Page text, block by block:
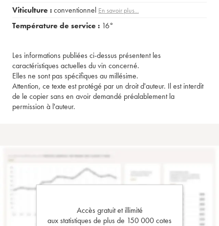
Viticulture :conventionnel En savoir plus...
Température de service : 16°
Les informations publiées ci-dessus présentent les
caractéristiques actuelles du vin concerné.
Elles ne sont pas spécifiques au millésime.
Attention, ce texte est protégé par un droit d'auteur. Il est interdit
de le copier sans en avoir demandé préalablement la
permission à l'auteur.
Accès gratuit et illimité
aux statistiques de plus de 150 000 cotes